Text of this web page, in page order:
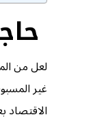
لعل من
غير
الاقتصاد